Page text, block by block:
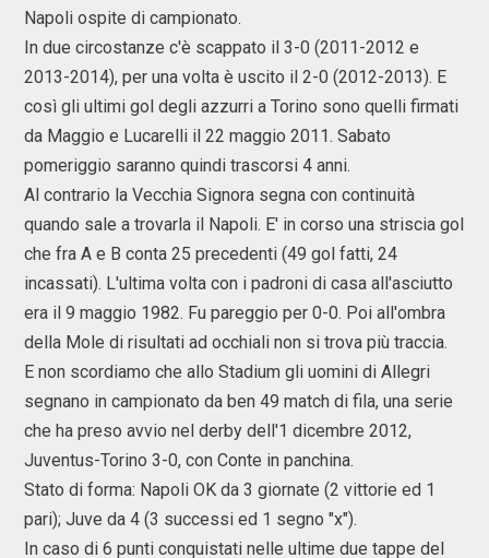
Napoli ospite di campionato.
In due circostanze c'è scappato il 3-0 (2011-2012 e
2013-2014), per una volta è uscito il 2-0 (2012-2013). E
così gli ultimi gol degli azzurri a Torino sono quelli firmati
da Maggio e Lucarelli il 22 maggio 2011. Sabato
pomeriggio saranno quindi trascorsi 4 anni.
Al contrario la Vecchia Signora segna con continuità
quando sale a trovarla il Napoli. E' in corso una striscia gol
che fra A e B conta 25 precedenti (49 gol fatti, 24
incassati). L'ultima volta con i padroni di casa all'asciutto
era il 9 maggio 1982. Fu pareggio per 0-0. Poi all'ombra
della Mole di risultati ad occhiali non si trova più traccia.
E non scordiamo che allo Stadium gli uomini di Allegri
segnano in campionato da ben 49 match di fila, una serie
che ha preso avvio nel derby dell'1 dicembre 2012,
Juventus-Torino 3-0, con Conte in panchina.
Stato di forma: Napoli OK da 3 giornate (2 vittorie ed 1
pari); Juve da 4 (3 successi ed 1 segno "x").
In caso di 6 punti conquistati nelle ultime due tappe del